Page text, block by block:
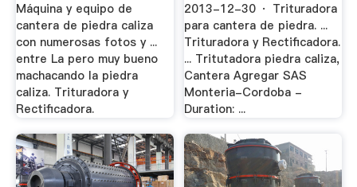
Máquina y equipo de
cantera de piedra caliza
con numerosas fotos y ...
entre La pero muy bueno
machacando la piedra
caliza. Trituradora y
Rectificadora.
2013-12-30 · Trituradora
para cantera de piedra. ...
Trituradora y Rectificadora.
... Tritutadora piedra caliza,
Cantera Agregar SAS
Monteria-Cordoba -
Duration: ...